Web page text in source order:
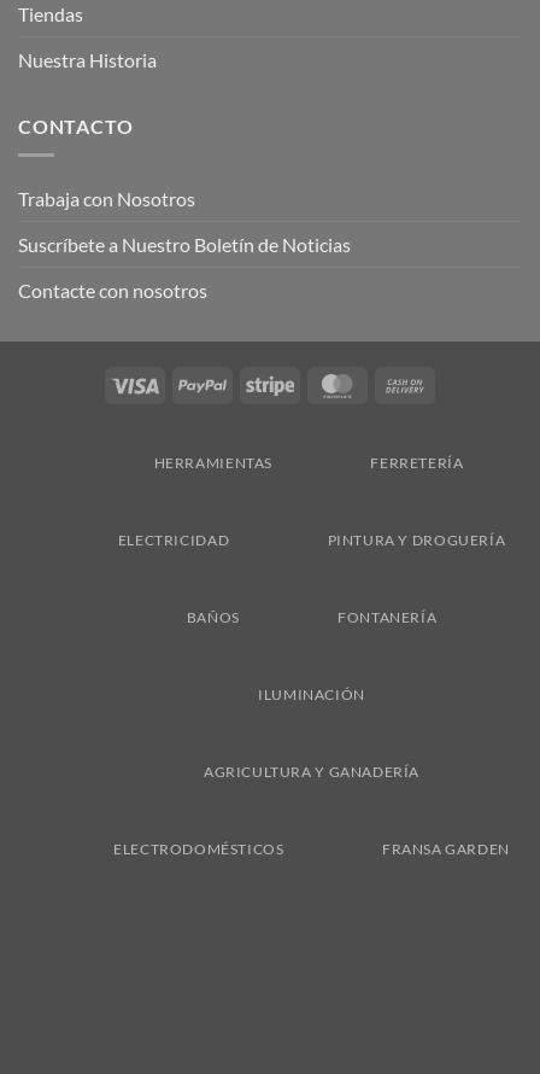
Tiendas
Nuestra Historia
CONTACTO
Trabaja con Nosotros
Suscríbete a Nuestro Boletín de Noticias
Contacte con nosotros
Visa PayPal Stripe MasterCard
HERRAMIENTAS FERRETERÍA
ELECTRICIDAD PINTURA Y DROGUERÍA
BAÑOS FONTANERÍA
ILUMINACIÓN
AGRICULTURA Y GANADERÍA
ELECTRODOMÉSTICOS FRANSA GARDEN